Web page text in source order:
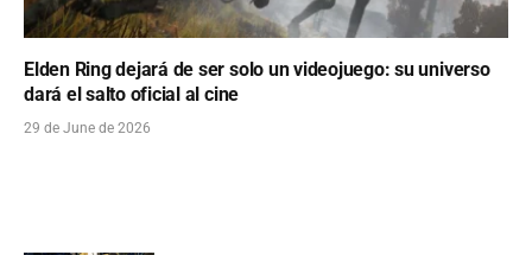
Elden Ring dejará de ser solo un videojuego: su universo
dará el salto oficial al cine
29 de June de 2026